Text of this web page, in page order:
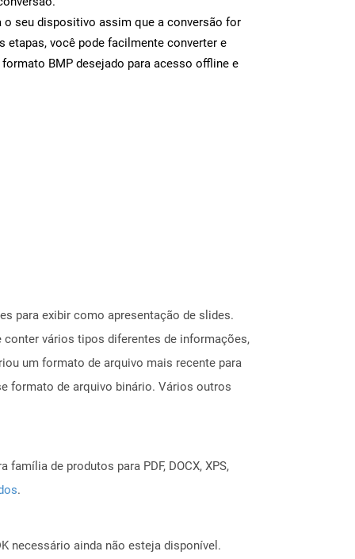
o seu dispositivo assim que a conversão for
etapas, você pode facilmente converter e
BMP desejado para acesso offline e
para exibir como apresentação de slides.
vários tipos diferentes de informações,
um formato de arquivo mais recente para
formato de arquivo binário. Vários outros
de produtos para PDF, DOCX, XPS,
.
necessário ainda não esteja disponível.